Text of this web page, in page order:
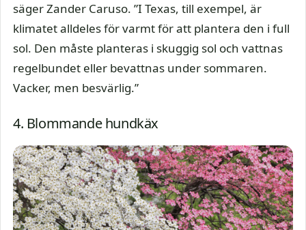
säger Zander Caruso. ”I Texas, till exempel, är
klimatet alldeles för varmt för att plantera den i full
sol. Den måste planteras i skuggig sol och vattnas
regelbundet eller bevattnas under sommaren.
Vacker, men besvärlig.”
4. Blommande hundkäx